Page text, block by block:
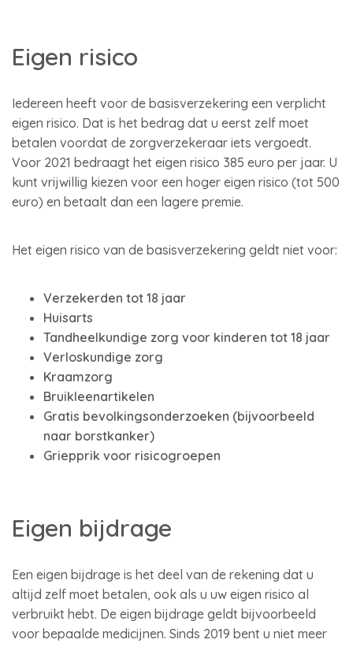
Eigen risico
Iedereen heeft voor de basisverzekering een verplicht
eigen risico. Dat is het bedrag dat u eerst zelf moet
betalen voordat de zorgverzekeraar iets vergoedt.
Voor 2021 bedraagt het eigen risico 385 euro per jaar. U
kunt vrijwillig kiezen voor een hoger eigen risico (tot 500
euro) en betaalt dan een lagere premie.
Het eigen risico van de basisverzekering geldt niet voor:
Verzekerden tot 18 jaar
Huisarts
Tandheelkundige zorg voor kinderen tot 18 jaar
Verloskundige zorg
Kraamzorg
Bruikleenartikelen
Gratis bevolkingsonderzoeken (bijvoorbeeld
naar borstkanker)
Griepprik voor risicogroepen
Eigen bijdrage
Een eigen bijdrage is het deel van de rekening dat u
altijd zelf moet betalen, ook als u uw eigen risico al
verbruikt hebt. De eigen bijdrage geldt bijvoorbeeld
voor bepaalde medicijnen. Sinds 2019 bent u niet meer